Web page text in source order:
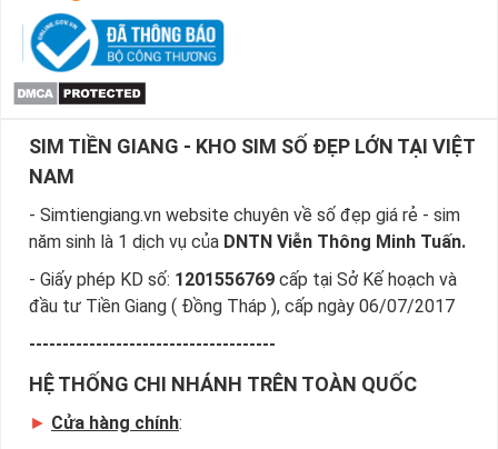
SIM TIỀN GIANG - KHO SIM SỐ ĐẸP LỚN TẠI VIỆT
NAM
- Simtiengiang.vn website chuyên về số đẹp giá rẻ - sim
năm sinh là 1 dịch vụ của DNTN Viễn Thông Minh Tuấn.
- Giấy phép KD số: 1201556769 cấp tại Sở Kế hoạch và
đầu tư Tiền Giang ( Đồng Tháp ), cấp ngày 06/07/2017
-------------------------------------
HỆ THỐNG CHI NHÁNH TRÊN TOÀN QUỐC
► Cửa hàng chính: